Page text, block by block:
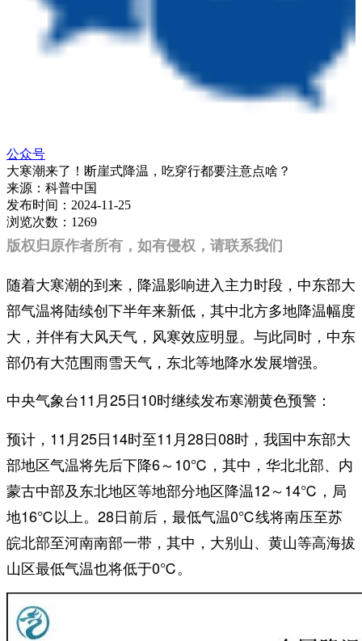
公众号
大寒潮来了！断崖式降温，吃穿行都要注意点啥？
来源： 科普中国
发布时间： 2024-11-25
浏览次数： 1269
版权归原作者所有，如有侵权，请联系我们
随着大寒潮的到来，降温影响进入主力时段，中东部大
部气温将陆续创下半年来新低，其中北方多地降温幅度
大，并伴有大风天气，风寒效应明显。与此同时，中东
部仍有大范围雨雪天气，东北等地降水发展增强。
中央气象台11月25日10时继续发布寒潮黄色预警 ：
预计，11月25日14时至11月28日08时，我国中东部大
部地区气温将先后下降6～10℃，其中，华北北部、内
蒙古中部及东北地区等地部分地区降温12～14℃，局
地16℃以上。28日前后，最低气温0℃线将南压至苏
皖北部至河南南部一带，其中，大别山、黄山等高海拔
山区最低气温也将低于0℃。